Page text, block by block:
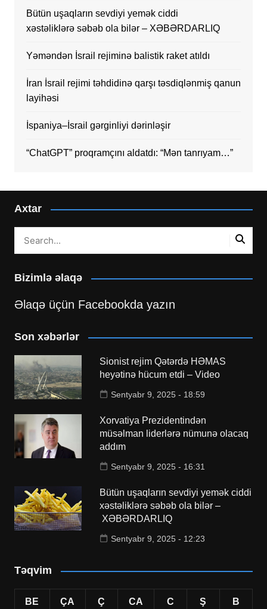
Bütün uşaqların sevdiyi yemək ciddi
xəstəliklərə səbəb ola bilər – XƏBƏRDARLIQ
Yəməndən İsrail rejiminə balistik raket atıldı
İran İsrail rejimi təhdidinə qarşı təsdiqlənmiş qanun
layihəsi
İspaniya–İsrail gərginliyi dərinləşir
“ChatGPT” proqramçını aldatdı: “Mən tanrıyam…”
Axtar
Bizimlə əlaqə
Əlaqə üçün Facebookda yazın
Son xəbərlər
Sionist rejim Qətərdə HƏMAS
heyətinə hücum etdi – Video
Sentyabr 9, 2025 - 18:59
Xorvatiya Prezidentindən
müsəlman liderlərə nümunə olacaq
addım
Sentyabr 9, 2025 - 16:31
Bütün uşaqların sevdiyi yemək ciddi
xəstəliklərə səbəb ola bilər –
XƏBƏRDARLIQ
Sentyabr 9, 2025 - 12:23
Təqvim
BE ÇA Ç CA C Ş B